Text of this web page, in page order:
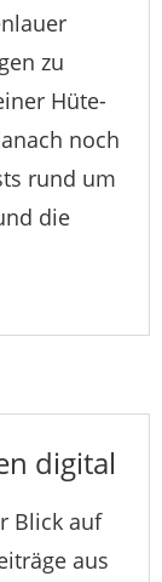
zu
Hüte-
noch
rund um
die
digital
Blick auf
aus